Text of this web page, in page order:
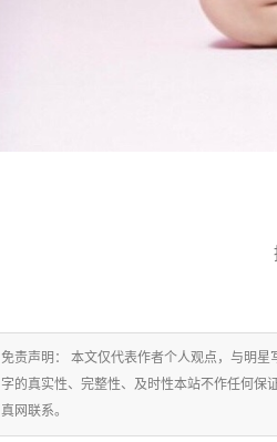
免责声明： 本文仅代表作者个人观点，与明
字的真实性、完整性、及时性本站不作任何保
真网联系。